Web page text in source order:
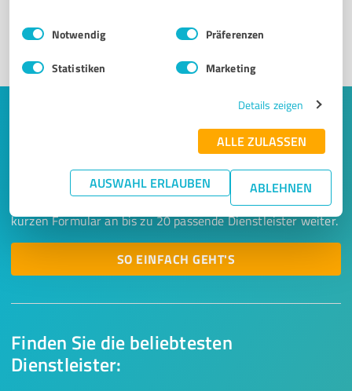
Impressum Datenschutzbestimmungen
Einwilligungsauswahl
Notwendig Präferenzen
Statistiken Marketing
Details zeigen
ALLE ZULASSEN
AUSWAHL ERLAUBEN ABLEHNEN
Finden Sie die beliebtesten
Dienstleister:
Keine Zeit für lange Recherchen und E-
Mails? Jetzt Angebote empfangen!
Lassen Sie sich einfach von passenden Experten in Ihrer
Nähe kontaktieren! Wir leiten Ihr Anliegen aus einem
kurzen Formular an bis zu 20 passende Dienstleister weiter.
SO EINFACH GEHT'S